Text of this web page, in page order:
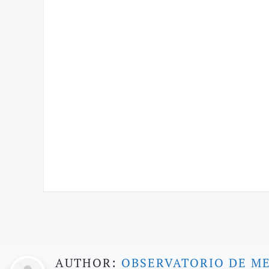
AUTHOR: OBSERVATORIO DE